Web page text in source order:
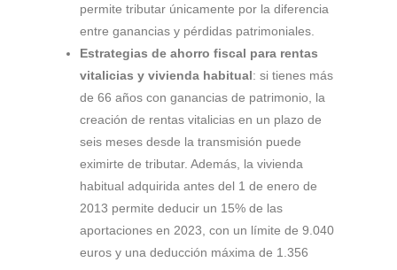
permite tributar únicamente por la diferencia
entre ganancias y pérdidas patrimoniales.
Estrategias de ahorro fiscal para rentas
vitalicias y vivienda habitual: si tienes más
de 66 años con ganancias de patrimonio, la
creación de rentas vitalicias en un plazo de
seis meses desde la transmisión puede
eximirte de tributar. Además, la vivienda
habitual adquirida antes del 1 de enero de
2013 permite deducir un 15% de las
aportaciones en 2023, con un límite de 9.040
euros y una deducción máxima de 1.356